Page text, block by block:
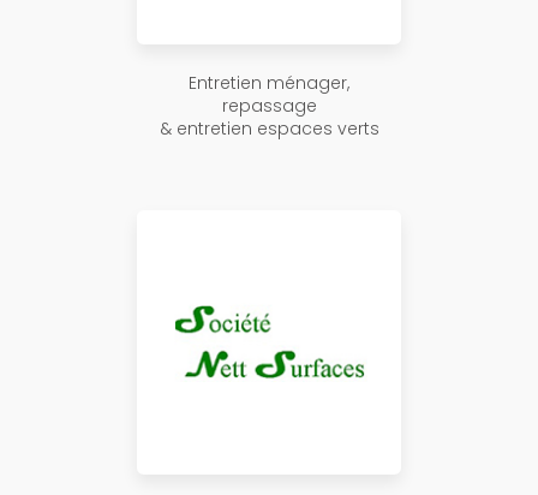
Entretien ménager,
repassage
& entretien espaces verts